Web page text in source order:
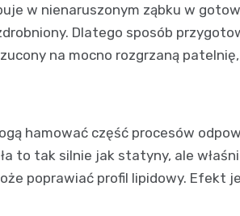
w nienaruszonym ząbku w
Dlatego sposób
na mocno rozgrzaną
hamować część procesów
to tak silnie jak statyny, ale
poprawiać profil lipidowy. Efekt